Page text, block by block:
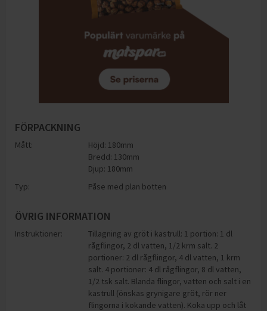
FÖRPACKNING
Mått:
Höjd: 180mm
Bredd: 130mm
Djup: 180mm
Typ:
Påse med plan botten
ÖVRIG INFORMATION
Instruktioner:
Tillagning av gröt i kastrull: 1 portion: 1 dl
rågflingor, 2 dl vatten, 1/2 krm salt. 2
portioner: 2 dl rågflingor, 4 dl vatten, 1 krm
salt. 4 portioner: 4 dl rågflingor, 8 dl vatten,
1/2 tsk salt. Blanda flingor, vatten och salt i en
kastrull (önskas grynigare gröt, rör ner
flingorna i kokande vatten). Koka upp och låt